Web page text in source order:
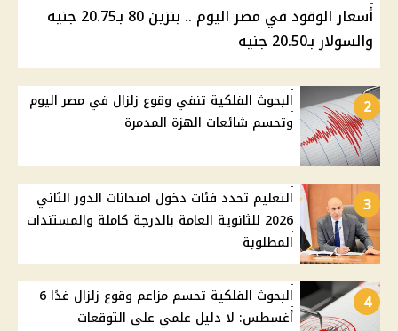
أسعار الوقود في مصر اليوم .. بنزين 80 بـ20.75 جنيه
والسولار بـ20.50 جنيه
2
البحوث الفلكية تنفي وقوع زلزال في مصر اليوم
وتحسم شائعات الهزة المدمرة
3
التعليم تحدد فئات دخول امتحانات الدور الثاني
2026 للثانوية العامة بالدرجة كاملة والمستندات
المطلوبة
4
البحوث الفلكية تحسم مزاعم وقوع زلزال غدًا 6
أغسطس: لا دليل علمي على التوقعات